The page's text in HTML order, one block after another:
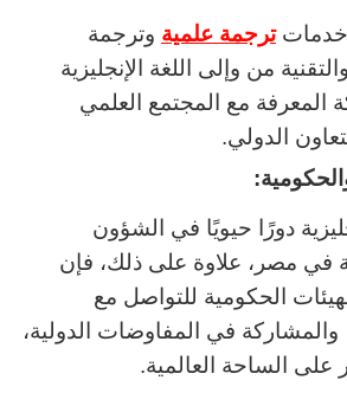
خدماتترجمة علمية وترجمة
من وإلى اللغة الإنجليزية
مع المجتمع العلمي
الدولي.
دورًا حيويًا في الشؤون
في مصر، علاوة على ذلك، فإن
الحكومية للتواصل مع
والمشاركة في المفاوضات الدولية،
الساحة العالمية.